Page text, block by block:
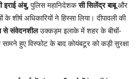
इराई अंबु,पुलिस महानिदेशकसी सिलेंद्र बाबूऔर
शीर्ष अधिकारियों ने हिस्सा लिया। दीपावली की
से संवेदनशीलउक्कड़म इलाके में शहर के बीचों-
हुए विस्फोट के बाद कोयंबटूर को कड़ी सुरक्षा